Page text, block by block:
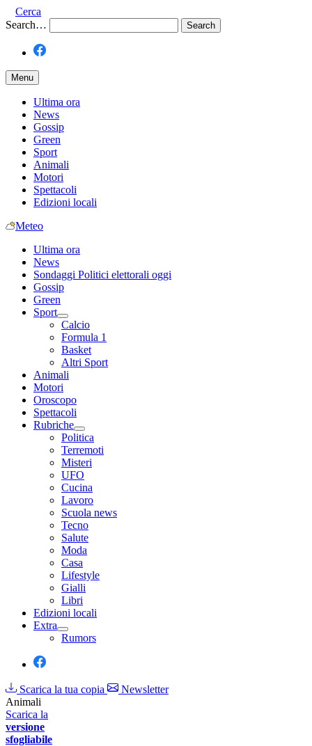
Cerca
Search…
Menu
Ultima ora
News
Gossip
Green
Sport
Animali
Motori
Spettacoli
Edizioni locali
Meteo
Ultima ora
News
Sondaggi Politici elettorali oggi
Gossip
Green
Sport
Calcio
Formula 1
Basket
Altri Sport
Animali
Motori
Oroscopo
Spettacoli
Rubriche
Politica
Terremoti
Misteri
UFO
Cucina
Lavoro
Scuola news
Tecno
Salute
Moda
Casa
Lifestyle
Gialli
Libri
Edizioni locali
Extra
Rumors
Scarica la tua copia
Newsletter
Animali
Scarica la
versione
sfogliabile